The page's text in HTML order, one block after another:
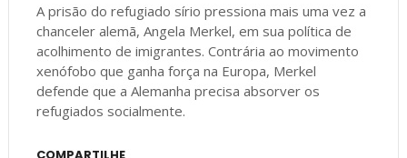
A prisão do refugiado sírio pressiona mais uma vez a
chanceler alemã, Angela Merkel, em sua política de
acolhimento de imigrantes. Contrária ao movimento
xenófobo que ganha força na Europa, Merkel
defende que a Alemanha precisa absorver os
refugiados socialmente.